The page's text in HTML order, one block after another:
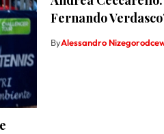
Fernando
ByAlessandro